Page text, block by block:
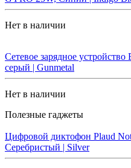
Нет в наличии
Сетевое зарядное
серый | Gunmetal
Нет в наличии
Полезные гаджеты
Цифровой диктофон Plaud
Серебристый | Silver